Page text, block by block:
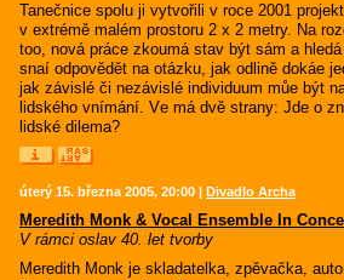
Tanečnice spolu ji vytvořili v roce 2001
v extrémě malém prostoru 2 x 2 metry. Na
too, nová práce zkoumá stav být sám a
snaí odpovědět na otázku, jak odlině
jak závislé či nezávislé individuum můe být
lidského vnímání. Ve má dvě strany: Jde o
lidské dilema?
úterý 15. března 2005, 20:00 | Divadlo Archa
Meredith Monk & Vocal Ensemble In
V rámci oslav 40. let tvorby
Meredith Monk je skladatelka, zpěvačka,